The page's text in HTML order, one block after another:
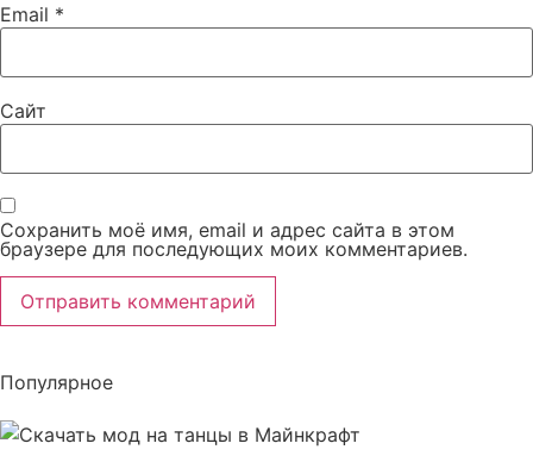
Email *
Сайт
Сохранить моё имя, email и адрес сайта в этом
браузере для последующих моих комментариев.
Популярное